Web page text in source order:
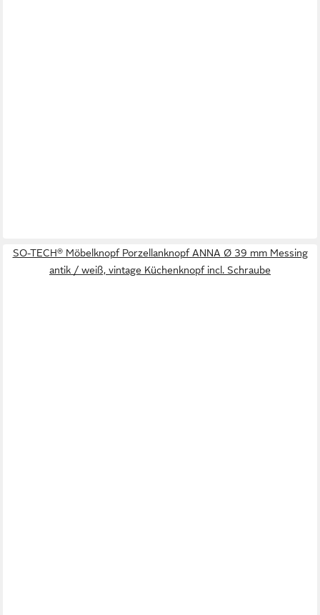
SO-TECH® Möbelknopf Porzellanknopf ANNA Ø 39 mm Messing
antik / weiß, vintage Küchenknopf incl. Schraube